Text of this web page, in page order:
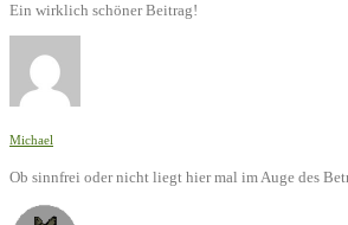
Ein wirklich schöner Beitrag!
Michael
Ob sinnfrei oder nicht liegt hier mal im Auge des